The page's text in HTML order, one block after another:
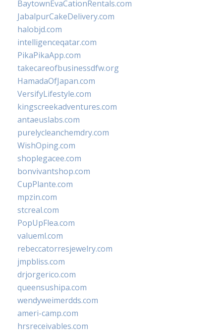
BaytownEvaCationRentals.com
JabalpurCakeDelivery.com
halobjd.com
intelligenceqatar.com
PikaPikaApp.com
takecareofbusinessdfw.org
HamadaOfJapan.com
VersifyLifestyle.com
kingscreekadventures.com
antaeuslabs.com
purelycleanchemdry.com
WishOping.com
shoplegacee.com
bonvivantshop.com
CupPlante.com
mpzin.com
stcreal.com
PopUpFlea.com
valueml.com
rebeccatorresjewelry.com
jmpbliss.com
drjorgerico.com
queensushipa.com
wendyweimerdds.com
ameri-camp.com
hrsreceivables.com